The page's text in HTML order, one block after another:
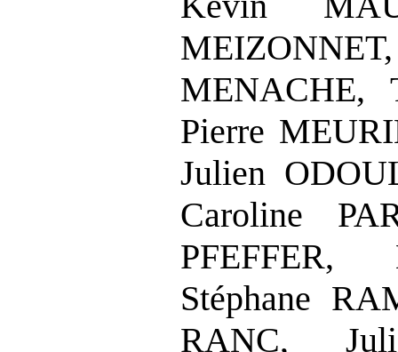
MENACHE,
Pierre
Julien
Caroline
PFEFFER,
Stéphane
RANC,